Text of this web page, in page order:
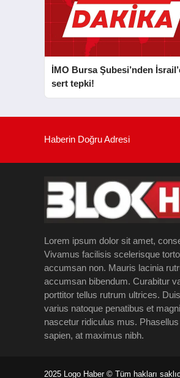
İMO Bursa Şubesi’nden
sert tepki!
Haberin Doğru Adresi
Lorem ipsum dolor sit amet,
Vivamus facilisis scelerisque
accumsan non. Mauris lacinia
accumsan bibendum. Curabitur
porttitor tellus rutrum ultrices.
varius natoque penatibus et
nascetur ridiculus mus.
sapien, at maximus nibh.
2025 Logo Haber © Tüm hakları